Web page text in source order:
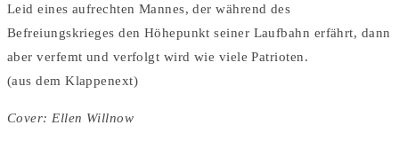
Leid eines aufrechten Mannes, der während des
Befreiungskrieges den Höhepunkt seiner Laufbahn erfährt, dann
aber verfemt und verfolgt wird wie viele Patrioten.
(aus dem Klappenext)
Cover: Ellen Willnow